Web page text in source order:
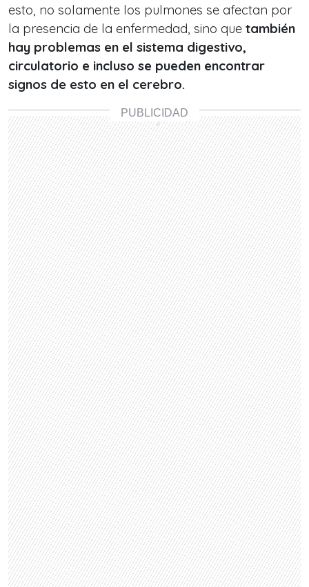
esto, no solamente los pulmones se afectan por
la presencia de la enfermedad, sino que también
hay problemas en el sistema digestivo,
circulatorio e incluso se pueden encontrar
signos de esto en el cerebro.